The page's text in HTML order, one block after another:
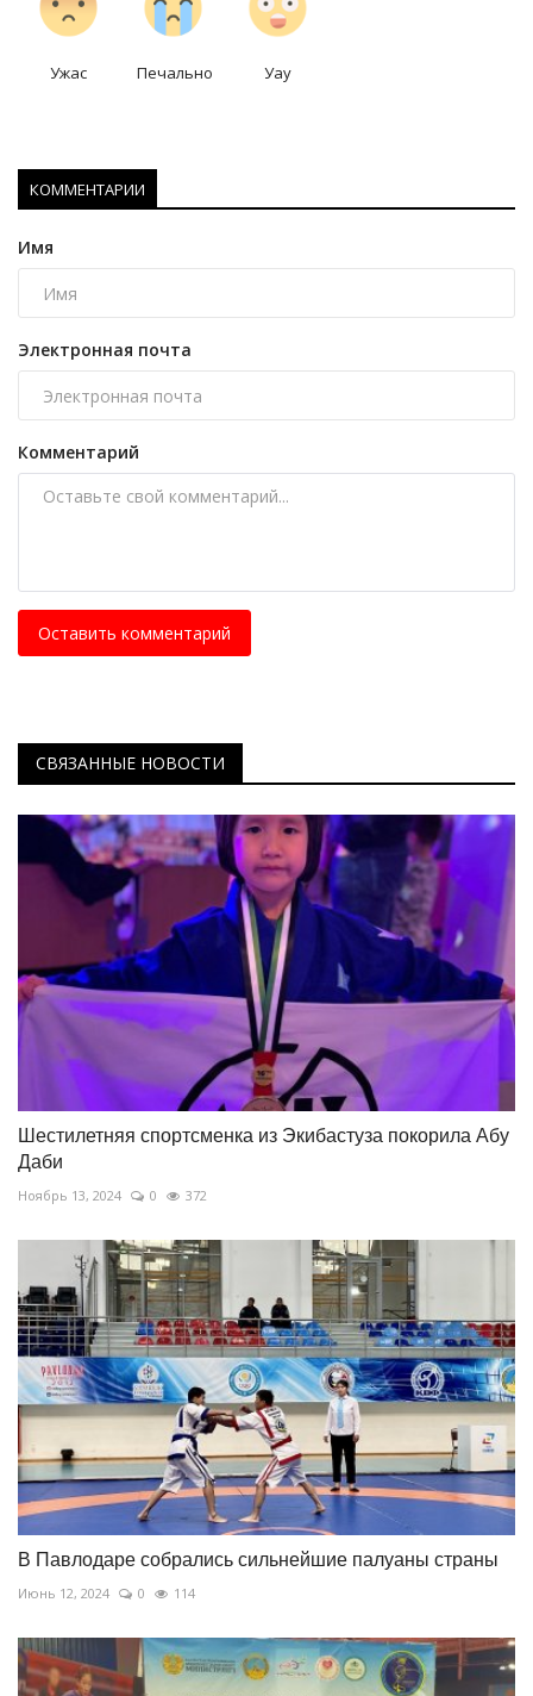
Ужас Печально Уау
КОММЕНТАРИИ
Имя
Электронная почта
Комментарий
Оставить комментарий
СВЯЗАННЫЕ НОВОСТИ
Шестилетняя спортсменка из Экибастуза покорила Абу
Даби
Ноябрь 13, 2024 0 372
В Павлодаре собрались сильнейшие палуаны страны
Июнь 12, 2024 0 114